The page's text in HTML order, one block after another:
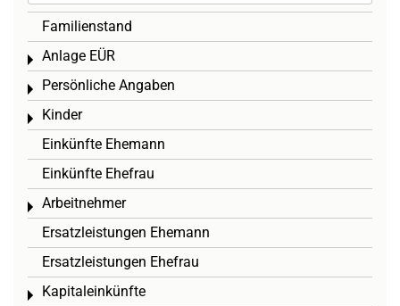
Familienstand
Anlage EÜR
Toggle menu
Persönliche Angaben
Toggle menu
Kinder
Toggle menu
Einkünfte Ehemann
Einkünfte Ehefrau
Arbeitnehmer
Toggle menu
Ersatzleistungen Ehemann
Ersatzleistungen Ehefrau
Kapitaleinkünfte
Toggle menu